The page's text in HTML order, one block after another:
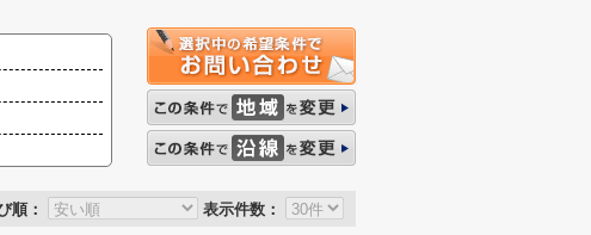
順： 表示件数：